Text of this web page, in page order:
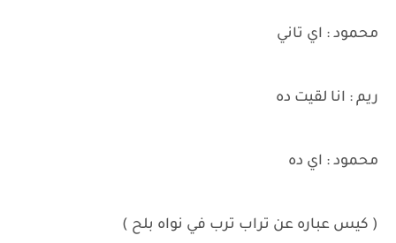
محمود : اي تاني
ريم : انا لقيت ده
محمود : اي ده
( كيس عباره عن تراب ترب في نواه بلح )